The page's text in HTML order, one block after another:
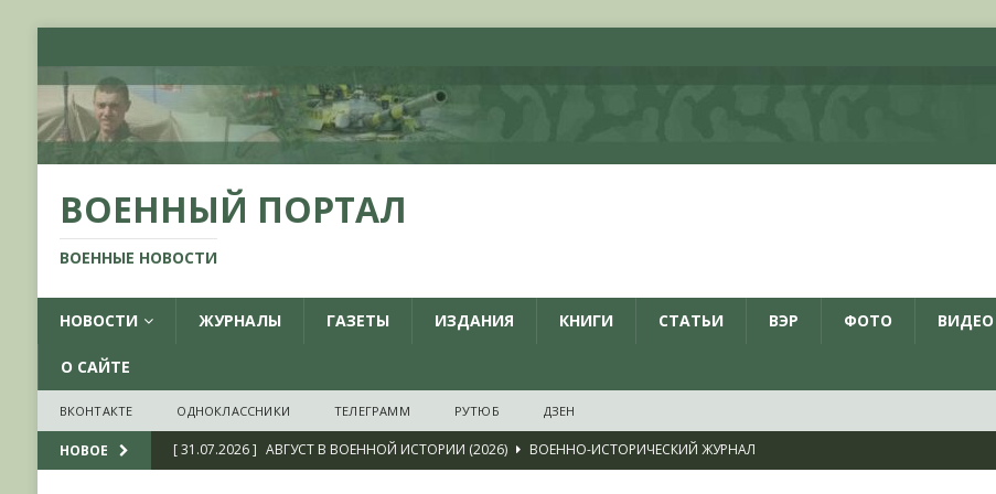
ВОЕННЫЙ ПОРТАЛ
ВОЕННЫЕ НОВОСТИ
НОВОСТИ ЖУРНАЛЫ ГАЗЕТЫ ИЗДАНИЯ КНИГИ СТАТЬИ ВЭР ФОТО ВИДЕО
О САЙТЕ
ВКОНТАКТЕ ОДНОКЛАССНИКИ ТЕЛЕГРАММ РУТЮБ ДЗЕН
НОВОЕ [ 31.07.2026 ] АВГУСТ В ВОЕННОЙ ИСТОРИИ (2026)
ВОЕННО-ИСТОРИЧЕСКИЙ ЖУРНАЛ